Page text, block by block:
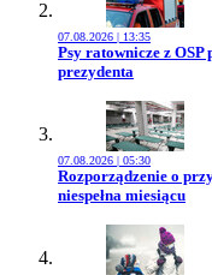
07.08.2026 | 13:35
Przejdź do artykułu:
Psy ratownicze z
prezydenta
07.08.2026 | 05:30
Przejdź do artykułu:
Rozporządzenie o
niespełna miesiącu